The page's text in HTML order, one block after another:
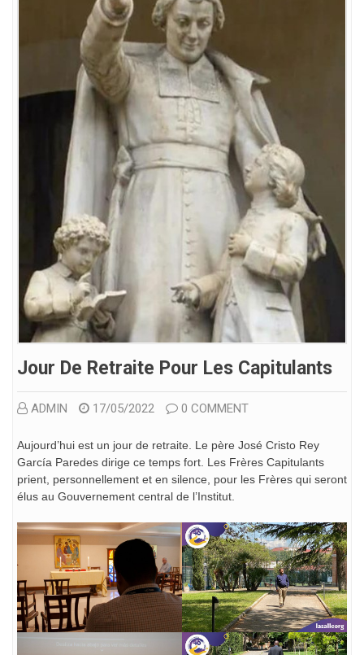
Jour De Retraite Pour Les Capitulants
ADMIN 17/05/2022 0 COMMENT
Aujourd’hui est un jour de retraite. Le père José Cristo Rey
García Paredes dirige ce temps fort. Les Frères Capitulants
prient, personnellement et en silence, pour les Frères qui seront
élus au Gouvernement central de l’Institut.